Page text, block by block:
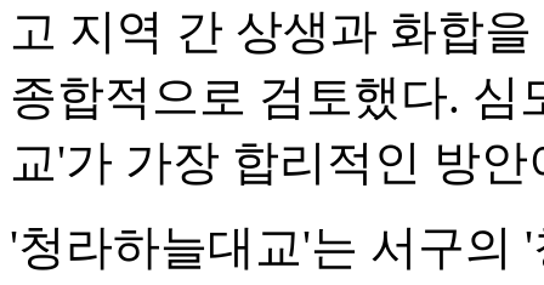
고 지역 간 상생과 화합
종합적으로 검토했다. 심
교'가 가장 합리적인 방
'청라하늘대교'는 서구의